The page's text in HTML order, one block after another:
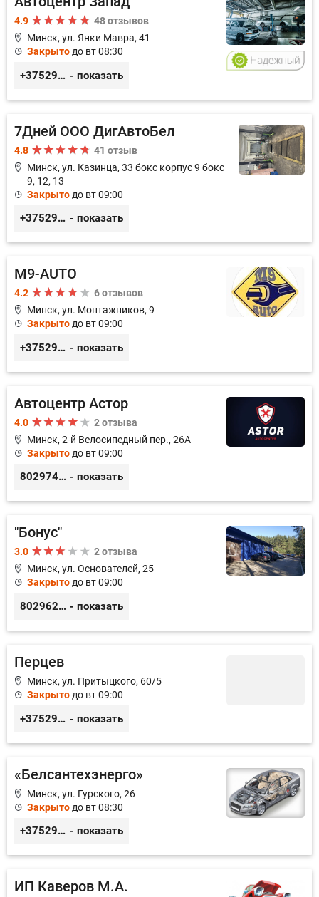
4.9
48 отзывов
Минск, ул. Янки Мавра, 41
Закрытодо вт 08:30
+375299579797 - показать
7Дней ООО ДигАвтоБел
4.8
41 отзыв
Минск, ул. Казинца, 33 бокс корпус 9 бокс
9, 12, 13
Закрыто до вт 09:00
+375296518100 - показать
M9-AUTO
4.2
6 отзывов
Минск, ул. Монтажников, 9
Закрытодо вт 09:00
+375299395764 - показать
Автоцентр Астор
4.0
2 отзыва
Минск, 2-й Велосипедный пер., 26А
Закрыто до вт 09:00
80297417788 - показать
"Бонус"
3.0
2 отзыва
Минск, ул. Основателей, 25
Закрытодо вт 09:00
80296238800 - показать
Перцев
Минск, ул. Притыцкого, 60/5
Закрыто до вт 09:00
+375296946060 - показать
«Белсантехэнерго»
Минск, ул. Гурского, 26
Закрыто до вт 08:30
+375296434622 - показать
ИП Каверов М.А.